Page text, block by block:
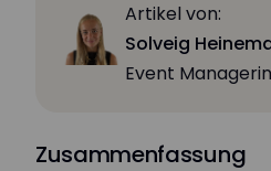
Artikel von:
Solveig
Event Managerin
Zusammenfassung